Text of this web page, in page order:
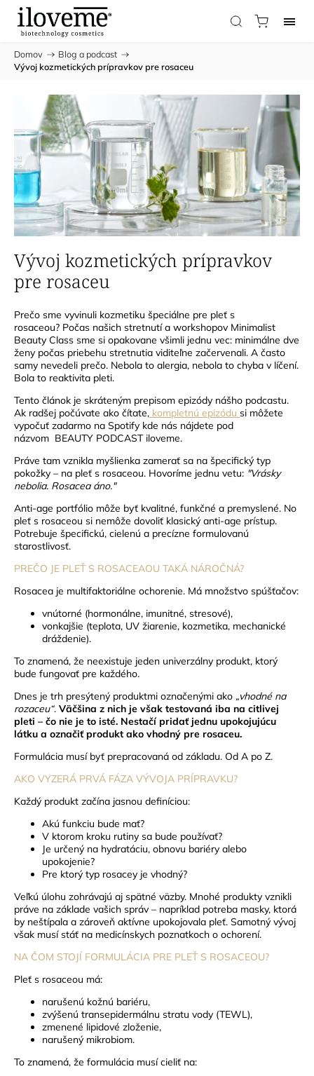
Domov / Blog a podcast /
Vývoj kozmetických prípravkov pre rosaceu
Vývoj kozmetických prípravkov
pre rosaceu
Prečo sme vyvinuli kozmetiku špeciálne pre pleť s
rosaceou? Počas našich stretnutí a workshopov Minimalist
Beauty Class sme si opakovane všimli jednu vec: minimálne dve
ženy počas priebehu stretnutia viditeľne začervenali. A často
samy nevedeli prečo. Nebola to alergia, nebola to chyba v líčení.
Bola to reaktivita pleti.
Tento článok je skráteným prepisom epizódy nášho podcastu.
Ak radšej počúvate ako čítate, kompletnú epizódu si môžete
vypočuť zadarmo na Spotify kde nás nájdete pod
názvom BEAUTY PODCAST iloveme.
Práve tam vznikla myšlienka zamerať sa na špecifický typ
pokožky – na pleť s rosaceou. Hovoríme jednu vetu: "Vrásky
nebolia. Rosacea áno."
Anti-age portfólio môže byť kvalitné, funkčné a premyslené. No
pleť s rosaceou si nemôže dovoliť klasický anti-age prístup.
Potrebuje špecifickú, cielenú a precízne formulovanú
starostlivosť.
PREČO JE PLEŤ S ROSACEAOU TAKÁ NÁROČNÁ?
Rosacea je multifaktoriálne ochorenie. Má množstvo spúšťačov:
vnútorné (hormonálne, imunitné, stresové),
vonkajšie (teplota, UV žiarenie, kozmetika, mechanické
dráždenie).
To znamená, že neexistuje jeden univerzálny produkt, ktorý
bude fungovať pre každého.
Dnes je trh presýtený produktmi označenými ako „vhodné na
rozaceu“. Väčšina z nich je však testovaná iba na citlivej
pleti – čo nie je to isté. Nestačí pridať jednu upokojujúcu
látku a označiť produkt ako vhodný pre rosaceu.
Formulácia musí byť prepracovaná od základu. Od A po Z.
AKO VYZERÁ PRVÁ FÁZA VÝVOJA PRÍPRAVKU?
Každý produkt začína jasnou definíciou:
Akú funkciu bude mať?
V ktorom kroku rutiny sa bude používať?
Je určený na hydratáciu, obnovu bariéry alebo
upokojenie?
Pre ktorý typ rosacey je vhodný?
Veľkú úlohu zohrávajú aj spätné väzby. Mnohé produkty vznikli
práve na základe vašich správ – napríklad potreba masky, ktorá
by neštípala a zároveň aktívne upokojovala pleť. Samotný vývoj
však musí stáť na medicínskych poznatkoch o ochorení.
NA ČOM STOJÍ FORMULÁCIA PRE PLEŤ S ROSACEOU?
Pleť s rosaceou má:
narušenú kožnú bariéru,
zvýšenú transepidermálnu stratu vody (TEWL),
zmenené lipidové zloženie,
narušený mikrobiom.
To znamená, že formulácia musí cieliť na: